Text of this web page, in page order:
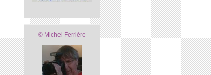
© Michel Ferrière